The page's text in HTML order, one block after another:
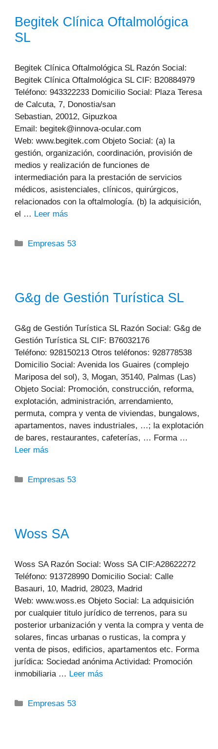
Begitek Clínica Oftalmológica
SL
Begitek Clínica Oftalmológica SL Razón Social:
Begitek Clínica Oftalmológica SL CIF: B20884979
Teléfono: 943322233 Domicilio Social: Plaza Teresa
de Calcuta, 7, Donostia/san
Sebastian, 20012, Gipuzkoa
Email: begitek@innova-ocular.com
Web: www.begitek.com Objeto Social: (a) la
gestión, organización, coordinación, provisión de
medios y realización de funciones de
intermediación para la prestación de servicios
médicos, asistenciales, clínicos, quirúrgicos,
relacionados con la oftalmología. (b) la adquisición,
el … Leer más
Categorías
Empresas 53
G&g de Gestión Turística SL
G&g de Gestión Turística SL Razón Social: G&g de
Gestión Turística SL CIF: B76032176
Teléfono: 928150213 Otros teléfonos: 928778538
Domicilio Social: Avenida los Guaires (complejo
Mariposa del sol), 3, Mogan, 35140, Palmas (Las)
Objeto Social: Promoción, construcción, reforma,
explotación, administración, arrendamiento,
permuta, compra y venta de viviendas, bungalows,
apartamentos, naves industriales, …; la explotación
de bares, restaurantes, cafeterías, … Forma …
Leer más
Categorías
Empresas 53
Woss SA
Woss SA Razón Social: Woss SA CIF:A28622272
Teléfono: 913728990 Domicilio Social: Calle
Basauri, 10, Madrid, 28023, Madrid
Web: www.woss.es Objeto Social: La adquisición
por cualquier titulo jurídico de terrenos, para su
posterior urbanización y venta la compra y venta de
solares, fincas urbanas o rusticas, la compra y
venta de pisos, edificios, apartamentos etc. Forma
jurídica: Sociedad anónima Actividad: Promoción
inmobiliaria … Leer más
Categorías
Empresas 53